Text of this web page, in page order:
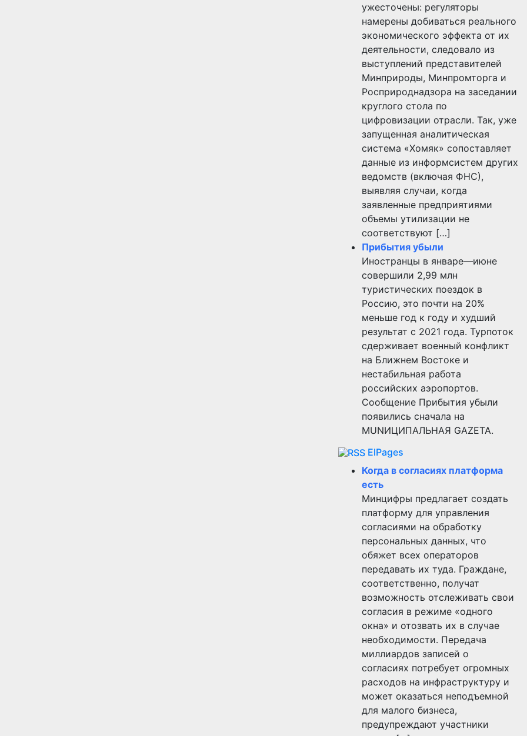
ужесточены: регуляторы
намерены добиваться реального
экономического эффекта от их
деятельности, следовало из
выступлений представителей
Минприроды, Минпромторга и
Росприроднадзора на заседании
круглого стола по
цифровизации отрасли. Так, уже
запущенная аналитическая
система «Хомяк» сопоставляет
данные из информсистем других
ведомств (включая ФНС),
выявляя случаи, когда
заявленные предприятиями
объемы утилизации не
соответствуют […]
Прибытия убыли
Иностранцы в январе—июне
совершили 2,99 млн
туристических поездок в
Россию, это почти на 20%
меньше год к году и худший
результат с 2021 года. Турпоток
сдерживает военный конфликт
на Ближнем Востоке и
нестабильная работа
российских аэропортов.
Сообщение Прибытия убыли
появились сначала на
MUNИЦИПАЛЬНАЯ GAZЕТА.
ElPages
Когда в согласиях платформа
есть
Минцифры предлагает создать
платформу для управления
согласиями на обработку
персональных данных, что
обяжет всех операторов
передавать их туда. Граждане,
соответственно, получат
возможность отслеживать свои
согласия в режиме «одного
окна» и отозвать их в случае
необходимости. Передача
миллиардов записей о
согласиях потребует огромных
расходов на инфраструктуру и
может оказаться неподъемной
для малого бизнеса,
предупреждают участники